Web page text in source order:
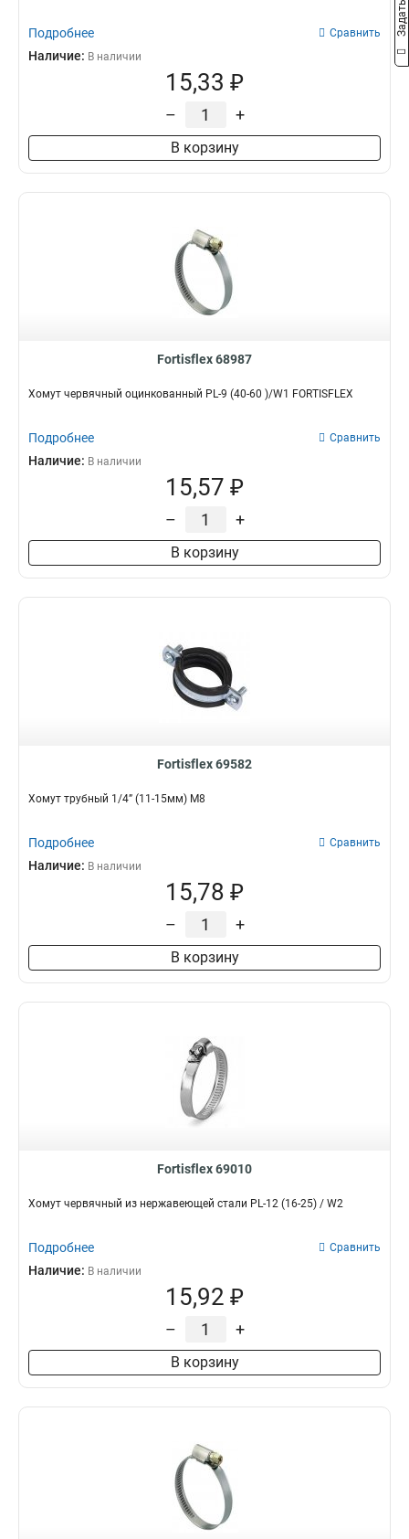
Подробнее Сравнить
Наличие: В наличии
15,33 ₽
– +
В корзину
Fortisflex 68987
Хомут червячный оцинкованный PL-9 (40-60 )/W1 FORTISFLEX
Подробнее Сравнить
Наличие: В наличии
15,57 ₽
– +
В корзину
Fortisflex 69582
Хомут трубный 1/4” (11-15мм) М8
Подробнее Сравнить
Наличие: В наличии
15,78 ₽
– +
В корзину
Fortisflex 69010
Хомут червячный из нержавеющей стали PL-12 (16-25) / W2
Подробнее Сравнить
Наличие: В наличии
15,92 ₽
– +
В корзину